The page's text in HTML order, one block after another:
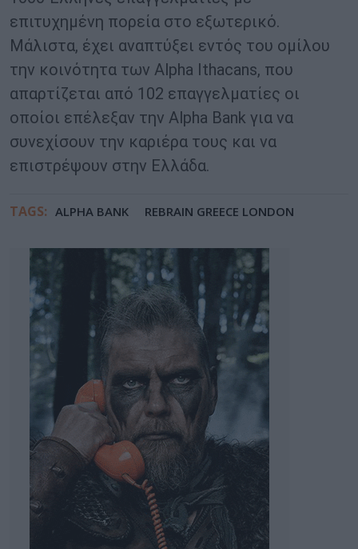
επιτυχημένη πορεία στο εξωτερικό.
Μάλιστα, έχει αναπτύξει εντός του ομίλου
την κοινότητα των Alpha Ithacans, που
απαρτίζεται από 102 επαγγελματίες οι
οποίοι επέλεξαν την Alpha Bank για να
συνεχίσουν την καριέρα τους και να
επιστρέψουν στην Ελλάδα.
TAGS: ALPHA BANK REBRAIN GREECE LONDON